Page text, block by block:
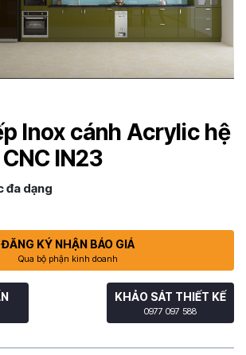
Inox cánh Acrylic hệ
IN23
đa dạng
ĐĂNG KÝ NHẬN BÁO GIÁ
Qua bộ phận kinh doanh
KHẢO SÁT THIẾT KẾ
0977 097 588